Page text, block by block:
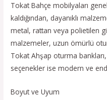
Tokat Bahçe mobilyaları
kaldığından, dayanıklı
metal, rattan veya polietilen
malzemeler, uzun ömürlü
Tokat Ahşap oturma
seçenekler ise modern ve
Boyut ve Uyum